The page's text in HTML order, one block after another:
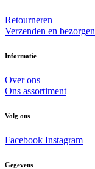
Retourneren
Verzenden en bezorgen
Informatie
Over ons
Ons assortiment
Volg ons
Facebook Instagram
Gegevens